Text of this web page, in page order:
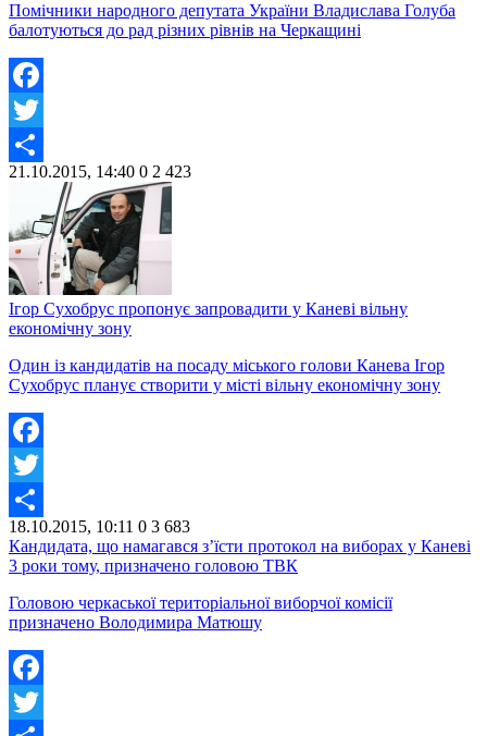
Помічники народного депутата України Владислава Голуба
балотуються до рад різних рівнів на Черкащині
Facebook
Twitter
Share
21.10.2015, 14:40 0 2 423
Ігор Сухобрус пропонує запровадити у Каневі вільну
економічну зону
Один із кандидатів на посаду міського голови Канева Ігор
Сухобрус планує створити у місті вільну економічну зону
Facebook
Twitter
Share
18.10.2015, 10:11 0 3 683
Кандидата, що намагався з’їсти протокол на виборах у Каневі
3 роки тому, призначено головою ТВК
Головою черкаської територіальної виборчої комісії
призначено Володимира Матюшу
Facebook